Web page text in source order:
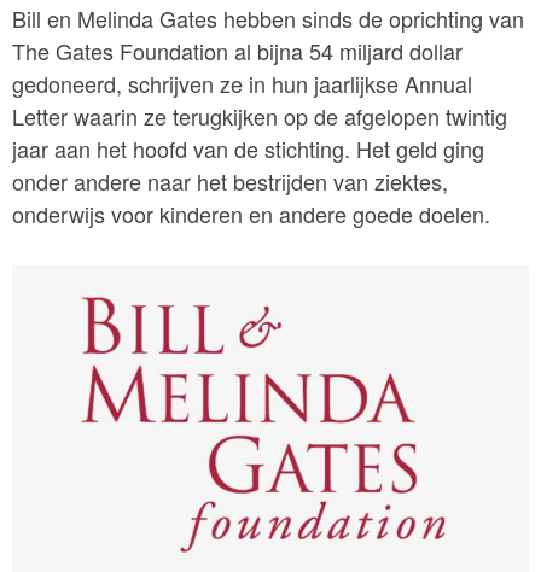
Bill en Melinda Gates hebben sinds de oprichting van
The Gates Foundation al bijna 54 miljard dollar
gedoneerd, schrijven ze in hun jaarlijkse Annual
Letter waarin ze terugkijken op de afgelopen twintig
jaar aan het hoofd van de stichting. Het geld ging
onder andere naar het bestrijden van ziektes,
onderwijs voor kinderen en andere goede doelen.